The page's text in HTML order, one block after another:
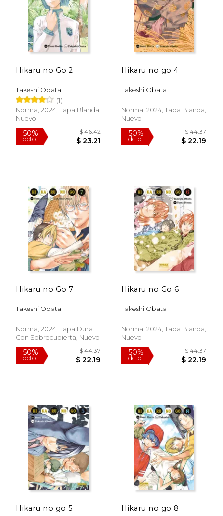
50%
dcto. $ 22.19 dcto. $
Hikaru no Go 2
Takeshi Obata
(1)
Norma, 2024, Tapa Blanda,
Nuevo
50%
dcto. $ 23.21
Hikaru no go 4
Takeshi Obata
Norma, 2024, Tapa Blanda,
Nuevo
50%
dcto. $
Hikaru no Go 7
Takeshi Obata
Norma, 2024, Tapa Dura
Con Sobrecubierta, Nuevo
Hikaru no Go 6
Takeshi Obata
Norma, 2024, Tapa Blanda,
Nuevo
Hikaru no go 5 Hikaru no go 8